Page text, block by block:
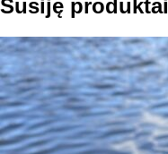
Susiję produktai